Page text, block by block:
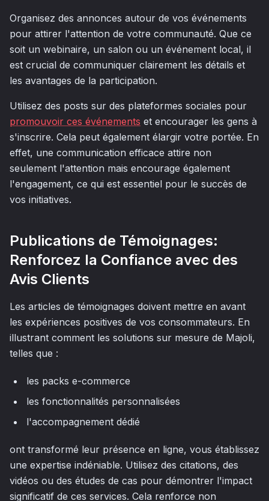
Organisez des annonces autour de vos événements
pour attirer l'attention de votre communauté. Que ce
soit un webinaire, un salon ou un événement local, il
est crucial de communiquer clairement les détails et
les avantages de la participation.
Utilisez des posts sur des plateformes sociales pour
promouvoir ces événements et encourager les gens à
s'inscrire. Cela peut également élargir votre portée. En
effet, une communication efficace attire non
seulement l'attention mais encourage également
l'engagement, ce qui est essentiel pour le succès de
vos initiatives.
Publications de Témoignages:
Renforcez la Confiance avec des
Avis Clients
Les articles de témoignages doivent mettre en avant
les expériences positives de vos consommateurs. En
illustrant comment les solutions sur mesure de Majoli,
telles que :
les packs e-commerce
les fonctionnalités personnalisées
l'accompagnement dédié
ont transformé leur présence en ligne, vous établissez
une expertise indéniable. Utilisez des citations, des
vidéos ou des études de cas pour démontrer l'impact
significatif de ces services. Cela renforce non